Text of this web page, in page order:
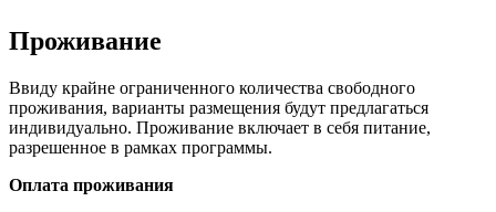
Проживание
Ввиду крайне ограниченного количества свободного
проживания, варианты размещения будут предлагаться
индивидуально. Проживание включает в себя питание,
разрешенное в рамках программы.
Оплата проживания